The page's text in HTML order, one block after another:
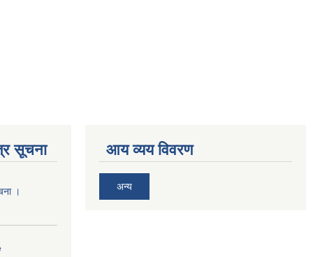
सूचना
।
आय व्यय विवरण
अन्य